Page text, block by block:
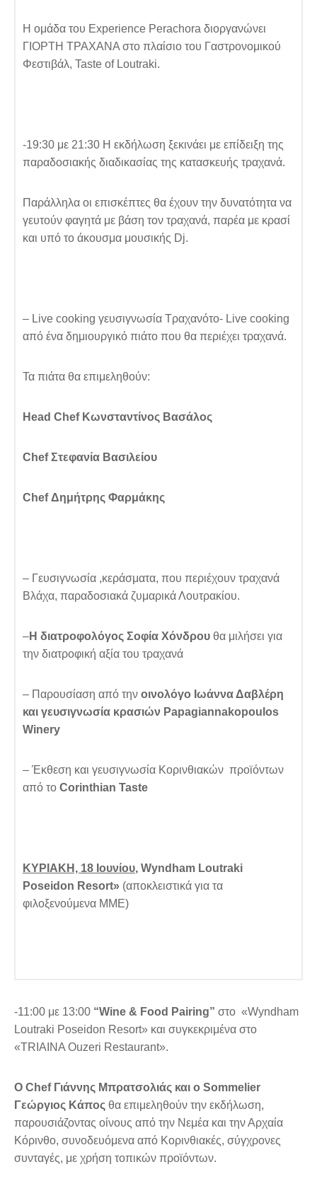
Η ομάδα του Experience Perachora διοργανώνει
ΓΙΟΡΤΗ ΤΡΑΧΑΝΑ στο πλαίσιο του Γαστρονομικού
Φεστιβάλ, Taste of Loutraki.
-19:30 με 21:30 Η εκδήλωση ξεκινάει με επίδειξη της
παραδοσιακής διαδικασίας της κατασκευής τραχανά.
Παράλληλα οι επισκέπτες θα έχουν την δυνατότητα να
γευτούν φαγητά με βάση τον τραχανά, παρέα με κρασί
και υπό το άκουσμα μουσικής Dj.
– Live cooking γευσιγνωσία Τραχανότο- Live cooking
από ένα δημιουργικό πιάτο που θα περιέχει τραχανά.
Τα πιάτα θα επιμεληθούν:
Head Chef Κωνσταντίνος Βασάλος
Chef Στεφανία Βασιλείου
ChefΔημήτρης Φαρμάκης
– Γευσιγνωσία ,κεράσματα, που περιέχουν τραχανά
Βλάχα, παραδοσιακά ζυμαρικά Λουτρακίου.
–Η διατροφολόγος Σοφία Χόνδρου θα μιλήσει για
την διατροφική αξία του τραχανά
– Παρουσίαση από την οινολόγο Ιωάννα Δαβλέρη
και γευσιγνωσία κρασιών Papagiannakopoulos
Winery
– Έκθεση και γευσιγνωσία Κορινθιακών προϊόντων
από το Corinthian Taste
ΚΥΡΙΑΚΗ, 18 Ιουνίου, Wyndham Loutraki
Poseidon Resort» (αποκλειστικά για τα
φιλοξενούμενα ΜΜΕ)
-11:00 με 13:00 “Wine & Food Pairing” στο «Wyndham
Loutraki Poseidon Resort» και συγκεκριμένα στο
«TRIAINA Ouzeri Restaurant».
O Chef Γιάννης Μπρατσολιάς και ο Sommelier
Γεώργιος Κάπος θα επιμεληθούν την εκδήλωση,
παρουσιάζοντας οίνους από την Νεμέα και την Αρχαία
Κόρινθο, συνοδευόμενα από Κορινθιακές, σύγχρονες
συνταγές, με χρήση τοπικών προϊόντων.